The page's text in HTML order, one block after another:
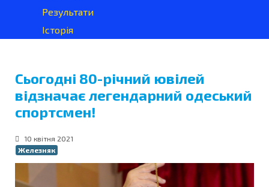
Результати
Історія
Сьогодні 80-річний ювілей
відзначає легендарний одеський
спортсмен!
10 квітня 2021
Железняк